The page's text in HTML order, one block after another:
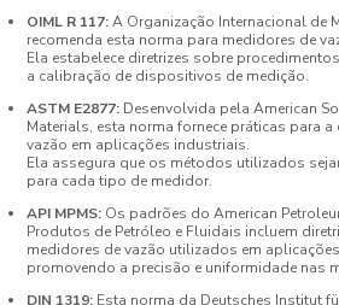
OIML R 117:A Organização Internacional de
recomenda esta norma para medidores de
Ela estabelece diretrizes sobre
a calibração de dispositivos de medição.
ASTM E2877: Desenvolvida pela American
Materials, esta norma fornece práticas para
vazão em aplicações industriais.
Ela assegura que os métodos utilizados
para cada tipo de medidor.
API MPMS: Os padrões do American
Produtos de Petróleo e Fluidais incluem
medidores de vazão utilizados em
promovendo a precisão e uniformidade nas
DIN 1319: Esta norma da Deutsches Institut